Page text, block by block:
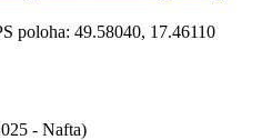
poloha: 49.58040, 17.46110
- Nafta)